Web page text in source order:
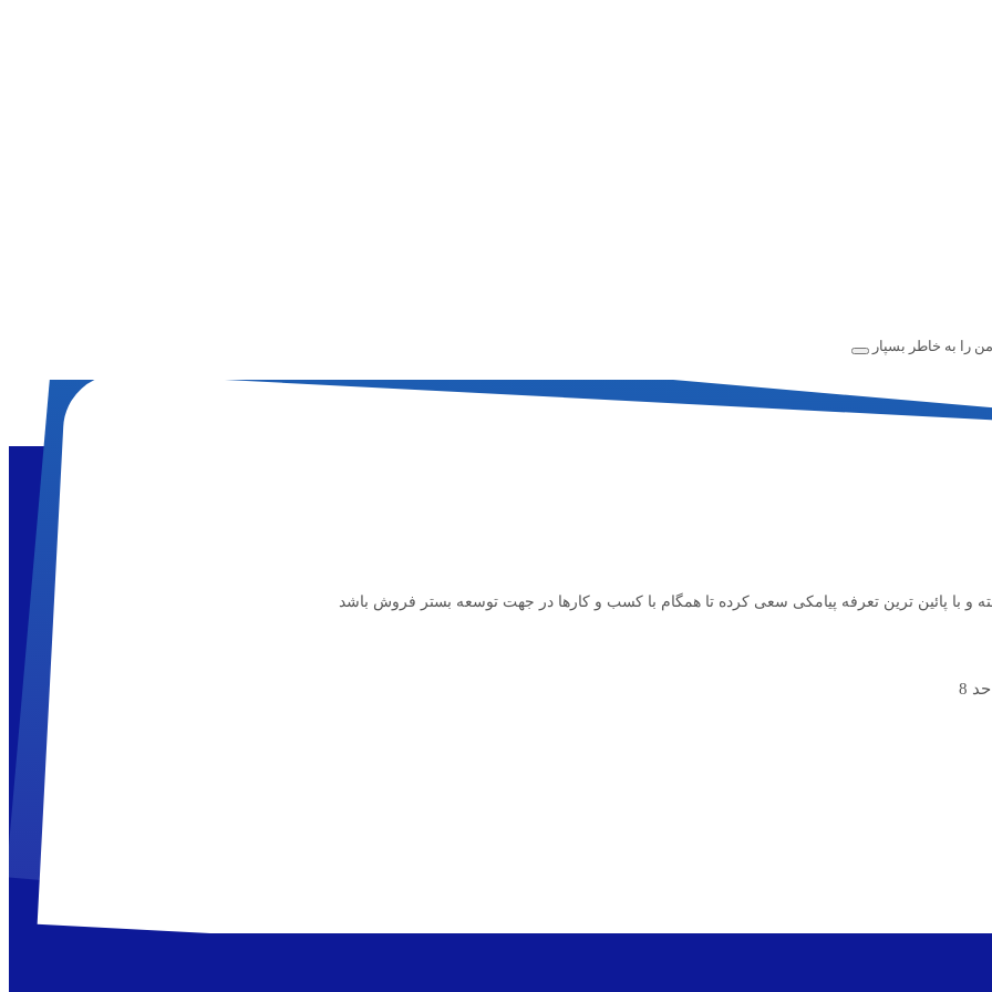
را به خاطر بسپار
با پائین ترین تعرفه پیامکی سعی کرده تا همگام با کسب و کارها در جهت توسعه بستر فروش باشد